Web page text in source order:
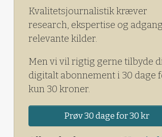
Kvalitetsjournalistik kræver
research, ekspertise og
relevante kilder.
Men vi vil rigtig gerne tilbyde
digitalt abonnement i 30 dage
kun 30 kroner.
Prøv 30 dage for 30 kr